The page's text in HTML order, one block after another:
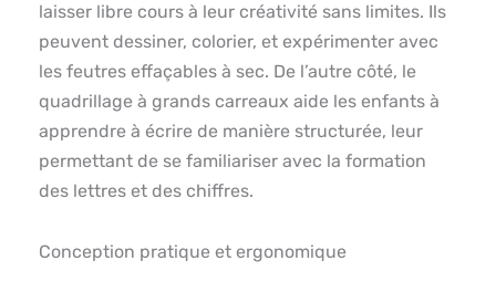
laisser libre cours à leur créativité sans limites. Ils
peuvent dessiner, colorier, et expérimenter avec
les feutres effaçables à sec. De l’autre côté, le
quadrillage à grands carreaux aide les enfants à
apprendre à écrire de manière structurée, leur
permettant de se familiariser avec la formation
des lettres et des chiffres.
Conception pratique et ergonomique